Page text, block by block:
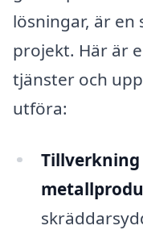
lösningar, är en
projekt. Här är
tjänster och
utföra:
Tillverkning